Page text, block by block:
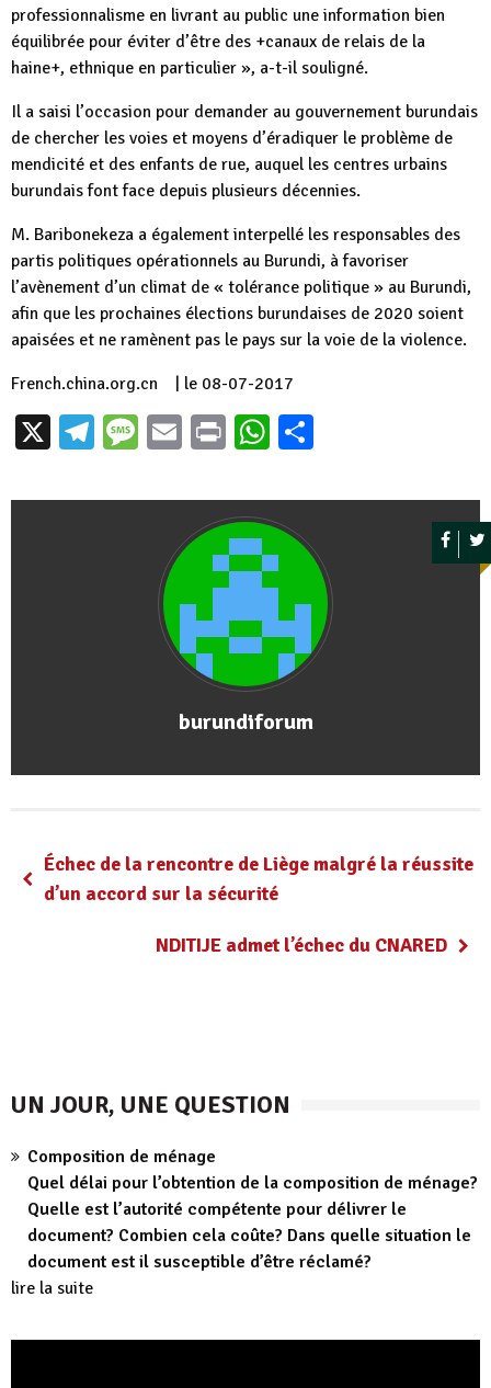
professionnalisme en livrant au public une information bien
équilibrée pour éviter d’être des +canaux de relais de la
haine+, ethnique en particulier », a-t-il souligné.
Il a saisi l’occasion pour demander au gouvernement burundais
de chercher les voies et moyens d’éradiquer le problème de
mendicité et des enfants de rue, auquel les centres urbains
burundais font face depuis plusieurs décennies.
M. Baribonekeza a également interpellé les responsables des
partis politiques opérationnels au Burundi, à favoriser
l’avènement d’un climat de « tolérance politique » au Burundi,
afin que les prochaines élections burundaises de 2020 soient
apaisées et ne ramènent pas le pays sur la voie de la violence.
French.china.org.cn | le 08-07-2017
X Telegram
Message
EmailPrintWhatsApp
burundiforum
Échec de la rencontre de Liège malgré la réussite
d’un accord sur la sécurité
NDITIJE admet l’échec du CNARED
UN JOUR, UNE QUESTION
Composition de ménage
Quel délai pour l’obtention de la composition de ménage?
Quelle est l’autorité compétente pour délivrer le
document? Combien cela coûte? Dans quelle situation le
document est il susceptible d’être réclamé?
lire la suite